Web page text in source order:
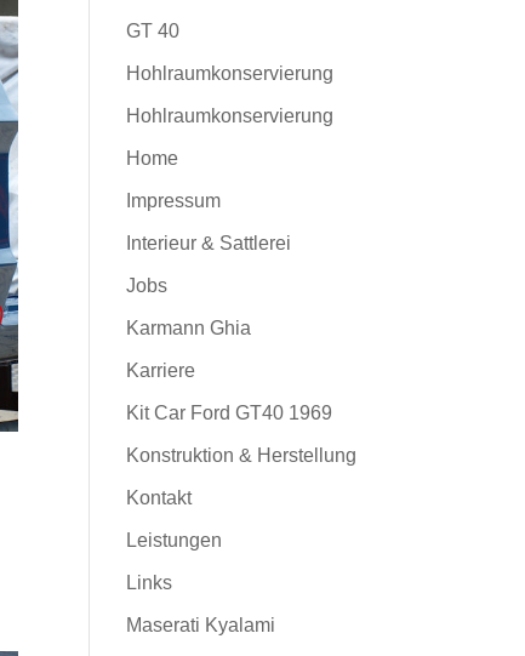
GT 40
Hohlraumkonservierung
Hohlraumkonservierung
Home
Impressum
Interieur & Sattlerei
Jobs
Karmann Ghia
Karriere
Kit Car Ford GT40 1969
Konstruktion & Herstellung
Kontakt
Leistungen
Links
Maserati Kyalami